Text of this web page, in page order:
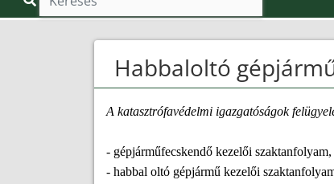
Habbaloltó
A katasztrófavédelmi igazgatóságok
- gépjárműfecskendő kezelői szaktanfolyam,
- habbal oltó gépjármű kezelői